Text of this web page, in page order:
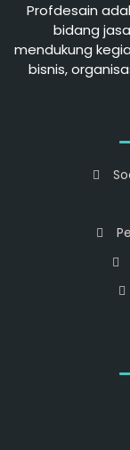
Profdesain
bidang
mendukung
bisnis,